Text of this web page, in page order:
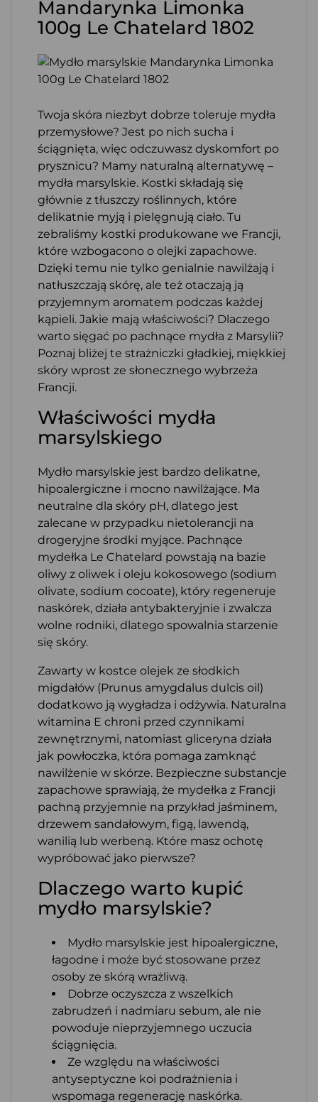
Mandarynka Limonka
100g Le Chatelard 1802
Twoja skóra niezbyt dobrze toleruje mydła
przemysłowe? Jest po nich sucha i
ściągnięta, więc odczuwasz dyskomfort po
prysznicu? Mamy naturalną alternatywę –
mydła marsylskie. Kostki składają się
głównie z tłuszczy roślinnych, które
delikatnie myją i pielęgnują ciało. Tu
zebraliśmy kostki produkowane we Francji,
które wzbogacono o olejki zapachowe.
Dzięki temu nie tylko genialnie nawilżają i
natłuszczają skórę, ale też otaczają ją
przyjemnym aromatem podczas każdej
kąpieli. Jakie mają właściwości? Dlaczego
warto sięgać po pachnące mydła z Marsylii?
Poznaj bliżej te strażniczki gładkiej, miękkiej
skóry wprost ze słonecznego wybrzeża
Francji.
Właściwości mydła
marsylskiego
Mydło marsylskie jest bardzo delikatne,
hipoalergiczne i mocno nawilżające. Ma
neutralne dla skóry pH, dlatego jest
zalecane w przypadku nietolerancji na
drogeryjne środki myjące. Pachnące
mydełka Le Chatelard powstają na bazie
oliwy z oliwek i oleju kokosowego (sodium
olivate, sodium cocoate), który regeneruje
naskórek, działa antybakteryjnie i zwalcza
wolne rodniki, dlatego spowalnia starzenie
się skóry.
Zawarty w kostce olejek ze słodkich
migdałów (Prunus amygdalus dulcis oil)
dodatkowo ją wygładza i odżywia. Naturalna
witamina E chroni przed czynnikami
zewnętrznymi, natomiast gliceryna działa
jak powłoczka, która pomaga zamknąć
nawilżenie w skórze. Bezpieczne substancje
zapachowe sprawiają, że mydełka z Francji
pachną przyjemnie na przykład jaśminem,
drzewem sandałowym, figą, lawendą,
wanilią lub werbeną. Które masz ochotę
wypróbować jako pierwsze?
Dlaczego warto kupić
mydło marsylskie?
Mydło marsylskie jest hipoalergiczne,
łagodne i może być stosowane przez
osoby ze skórą wrażliwą.
Dobrze oczyszcza z wszelkich
zabrudzeń i nadmiaru sebum, ale nie
powoduje nieprzyjemnego uczucia
ściągnięcia.
Ze względu na właściwości
antyseptyczne koi podrażnienia i
wspomaga regenerację naskórka.